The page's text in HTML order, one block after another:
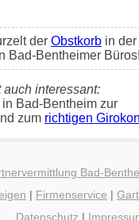
der Obstkorb in
Bad-Bentheimer Büros!
interessant:
Bad-Bentheim zur
zum richtigen
Bad-
| Firmenservice |
Datenschutz |